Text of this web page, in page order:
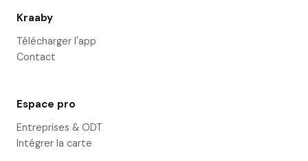
Kraaby
Télécharger l'app
Contact
Espace pro
Entreprises & ODT
Intégrer la carte